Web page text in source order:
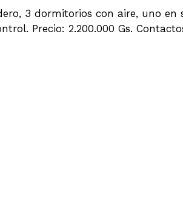
3 dormitorios con aire, uno
Precio: 2.200.000 Gs.